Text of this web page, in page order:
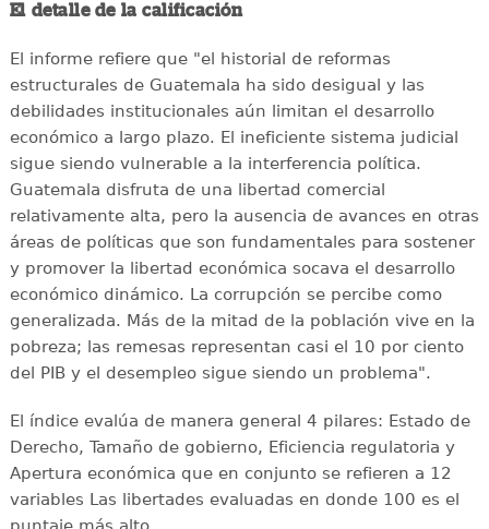
El detalle de la calificación
El informe refiere que "el historial de reformas
estructurales de Guatemala ha sido desigual y las
debilidades institucionales aún limitan el desarrollo
económico a largo plazo. El ineficiente sistema judicial
sigue siendo vulnerable a la interferencia política.
Guatemala disfruta de una libertad comercial
relativamente alta, pero la ausencia de avances en otras
áreas de políticas que son fundamentales para sostener
y promover la libertad económica socava el desarrollo
económico dinámico. La corrupción se percibe como
generalizada. Más de la mitad de la población vive en la
pobreza; las remesas representan casi el 10 por ciento
del PIB y el desempleo sigue siendo un problema".
El índice evalúa de manera general 4 pilares: Estado de
Derecho, Tamaño de gobierno, Eficiencia regulatoria y
Apertura económica que en conjunto se refieren a 12
variables Las libertades evaluadas en donde 100 es el